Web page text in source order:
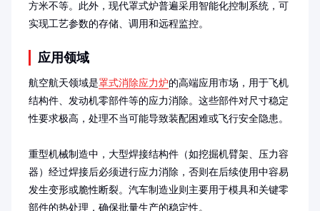
方米不等。此外，现代罩式炉普遍采用智能化控制系统，可
实现工艺参数的存储、调用和远程监控。
应用领域
航空航天领域是罩式消除应力炉的高端应用市场，用于飞机
结构件、发动机零部件等的应力消除。这些部件对尺寸稳定
性要求极高，处理不当可能导致装配困难或飞行安全隐患。
重型机械制造中，大型焊接结构件（如挖掘机臂架、压力容
器）经过焊接后必须进行应力消除，否则在后续使用中容易
发生变形或脆性断裂。汽车制造业则主要用于模具和关键零
部件的热处理，确保批量生产的稳定性。